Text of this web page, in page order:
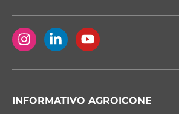
INFORMATIVO AGROICONE